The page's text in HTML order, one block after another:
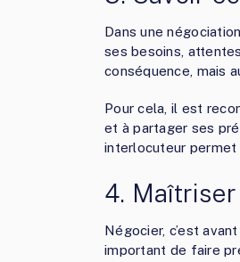
Dans une
ses besoins,
conséquence, mais
Pour cela, il est
et à partager ses
interlocuteur permet
4. Maîtriser
Négocier, c’est
important de faire